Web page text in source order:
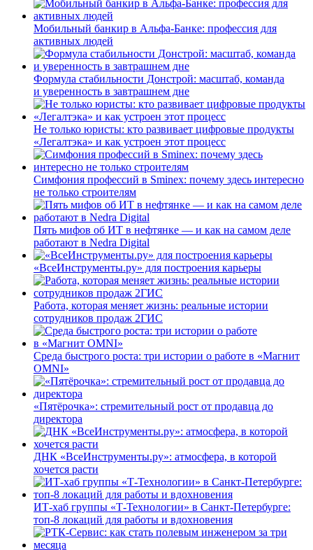
Мобильный банкир в Альфа-Банке: профессия для
активных людей
Формула стабильности Донстрой: масштаб, команда
и уверенность в завтрашнем дне
Не только юристы: кто развивает цифровые продукты
«Легалтэка» и как устроен этот процесс
Симфония профессий в Sminex: почему здесь интересно
не только строителям
Пять мифов об ИТ в нефтянке — и как на самом деле
работают в Nedra Digital
«ВсеИнструменты.ру» для построения карьеры
Работа, которая меняет жизнь: реальные истории
сотрудников продаж 2ГИС
Среда быстрого роста: три истории о работе в «Магнит
OMNI»
«Пятёрочка»: стремительный рост от продавца до
директора
ДНК «ВсеИнструменты.ру»: атмосфера, в которой
хочется расти
ИТ-хаб группы «Т-Технологии» в Санкт-Петербурге:
топ-8 локаций для работы и вдохновения